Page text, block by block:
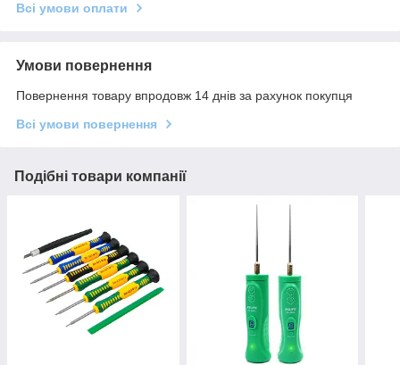
Всі умови оплати
Умови повернення
Повернення товару впродовж 14 днів за рахунок покупця
Всі умови повернення
Подібні товари компанії